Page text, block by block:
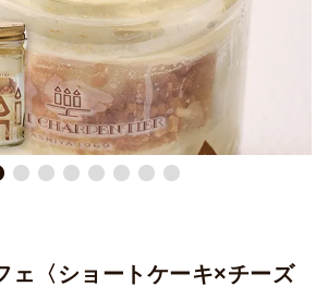
ェ〈ショートケーキ×チーズ